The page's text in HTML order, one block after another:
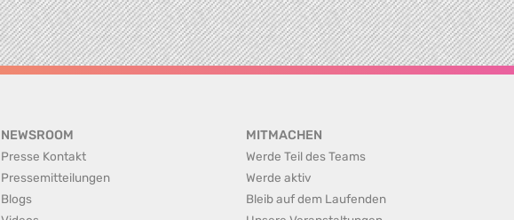
NEWSROOM
Presse Kontakt
Pressemitteilungen
Blogs
MITMACHEN
Werde Teil des Teams
Werde aktiv
Bleib auf dem Laufenden